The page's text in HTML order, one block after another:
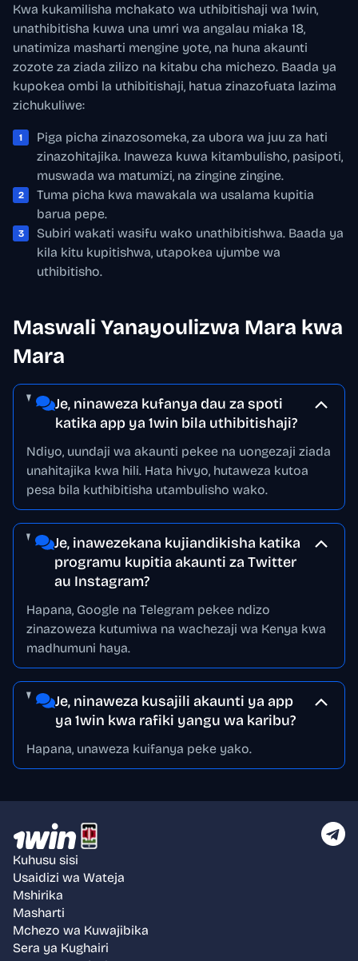
Kwa kukamilisha mchakato wa uthibitishaji wa 1win,
unathibitisha kuwa una umri wa angalau miaka 18,
unatimiza masharti mengine yote, na huna akaunti
zozote za ziada zilizo na kitabu cha michezo. Baada ya
kupokea ombi la uthibitishaji, hatua zinazofuata lazima
zichukuliwe:
Piga picha zinazosomeka, za ubora wa juu za hati
zinazohitajika. Inaweza kuwa kitambulisho, pasipoti,
muswada wa matumizi, na zingine zingine.
Tuma picha kwa mawakala wa usalama kupitia
barua pepe.
Subiri wakati wasifu wako unathibitishwa. Baada ya
kila kitu kupitishwa, utapokea ujumbe wa
uthibitisho.
Maswali Yanayoulizwa Mara kwa
Mara
Je, ninaweza kufanya dau za spoti
katika app ya 1win bila uthibitishaji?
Ndiyo, uundaji wa akaunti pekee na uongezaji ziada
unahitajika kwa hili. Hata hivyo, hutaweza kutoa
pesa bila kuthibitisha utambulisho wako.
Je, inawezekana kujiandikisha katika
programu kupitia akaunti za Twitter
au Instagram?
Hapana, Google na Telegram pekee ndizo
zinazoweza kutumiwa na wachezaji wa Kenya kwa
madhumuni haya.
Je, ninaweza kusajili akaunti ya app
ya 1win kwa rafiki yangu wa karibu?
Hapana, unaweza kuifanya peke yako.
Kuhusu sisi
Usaidizi wa Wateja
Mshirika
Masharti
Mchezo wa Kuwajibika
Sera ya Kughairi